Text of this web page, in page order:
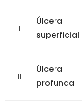
I
Úlcera
superficial
II
Úlcera
profunda